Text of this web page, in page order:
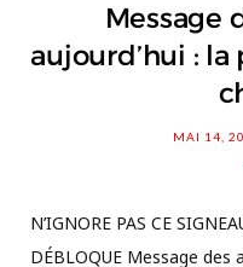
Message
aujourd’hui :
MAI 14,
N’IGNORE PAS CE
DÉBLOQUE Message des